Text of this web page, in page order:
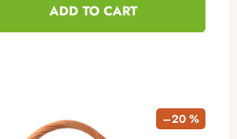
ADD TO CART
–20 %